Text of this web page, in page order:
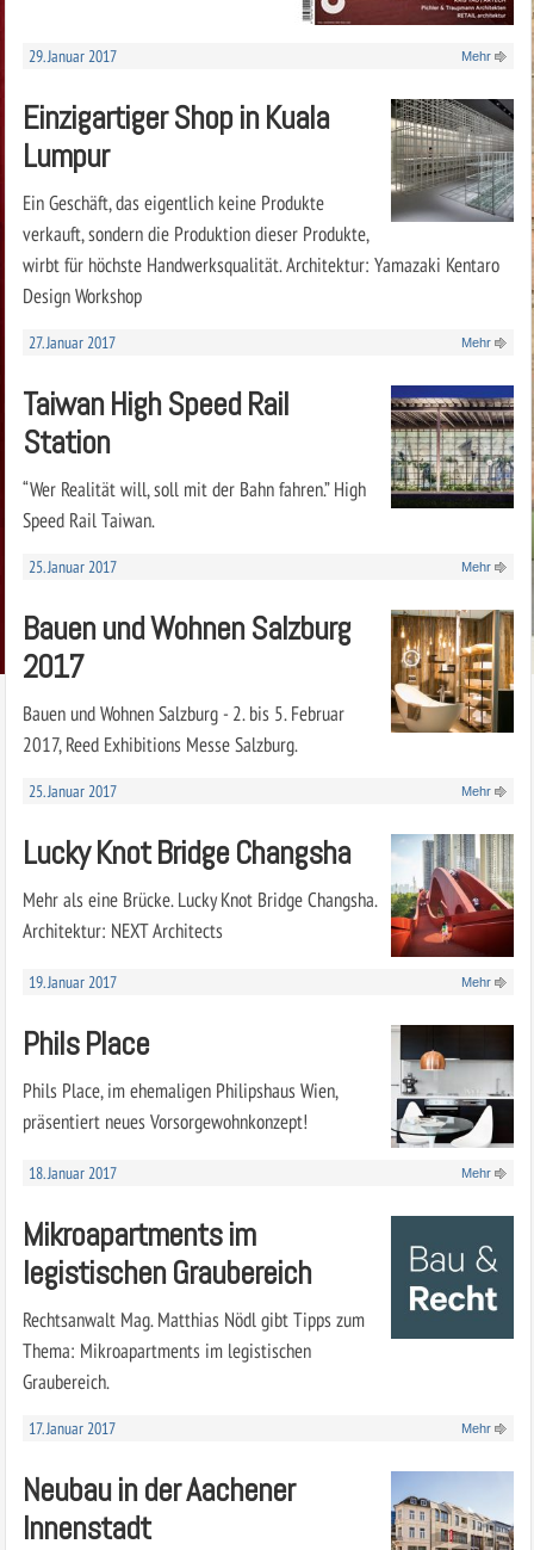
29. Januar 2017 Mehr
Einzigartiger Shop in Kuala
Lumpur
Ein Geschäft, das eigentlich keine Produkte
verkauft, sondern die Produktion dieser Produkte,
wirbt für höchste Handwerksqualität. Architektur: Yamazaki Kentaro
Design Workshop
27. Januar 2017 Mehr
Taiwan High Speed Rail
Station
“Wer Realität will, soll mit der Bahn fahren.” High
Speed Rail Taiwan.
25. Januar 2017 Mehr
Bauen und Wohnen Salzburg
2017
Bauen und Wohnen Salzburg - 2. bis 5. Februar
2017, Reed Exhibitions Messe Salzburg.
25. Januar 2017 Mehr
Lucky Knot Bridge Changsha
Mehr als eine Brücke. Lucky Knot Bridge Changsha.
Architektur: NEXT Architects
19. Januar 2017 Mehr
Phils Place
Phils Place, im ehemaligen Philipshaus Wien,
präsentiert neues Vorsorgewohnkonzept!
18. Januar 2017 Mehr
Mikroapartments im
legistischen Graubereich
Rechtsanwalt Mag. Matthias Nödl gibt Tipps zum
Thema: Mikroapartments im legistischen
Graubereich.
17. Januar 2017 Mehr
Neubau in der Aachener
Innenstadt